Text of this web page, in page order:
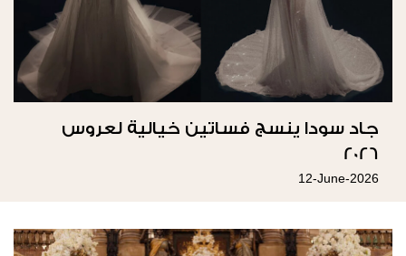
جاد سودا ينسج فساتين خيالية لعروس
2026
12-June-2026